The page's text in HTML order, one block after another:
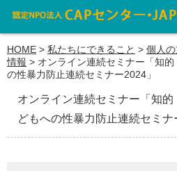
HOME > 私たちにできること > 個人
情報 > オンライン連続セミナー「知
の性暴力防止連続セミナー2024」
オンライン連続セミナー「知
どもへの性暴力防止連続セミナ